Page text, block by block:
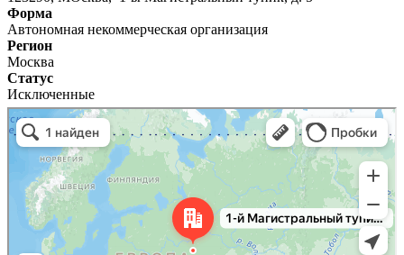
Форма
Автономная некоммерческая организация
Регион
Москва
Статус
Исключенные